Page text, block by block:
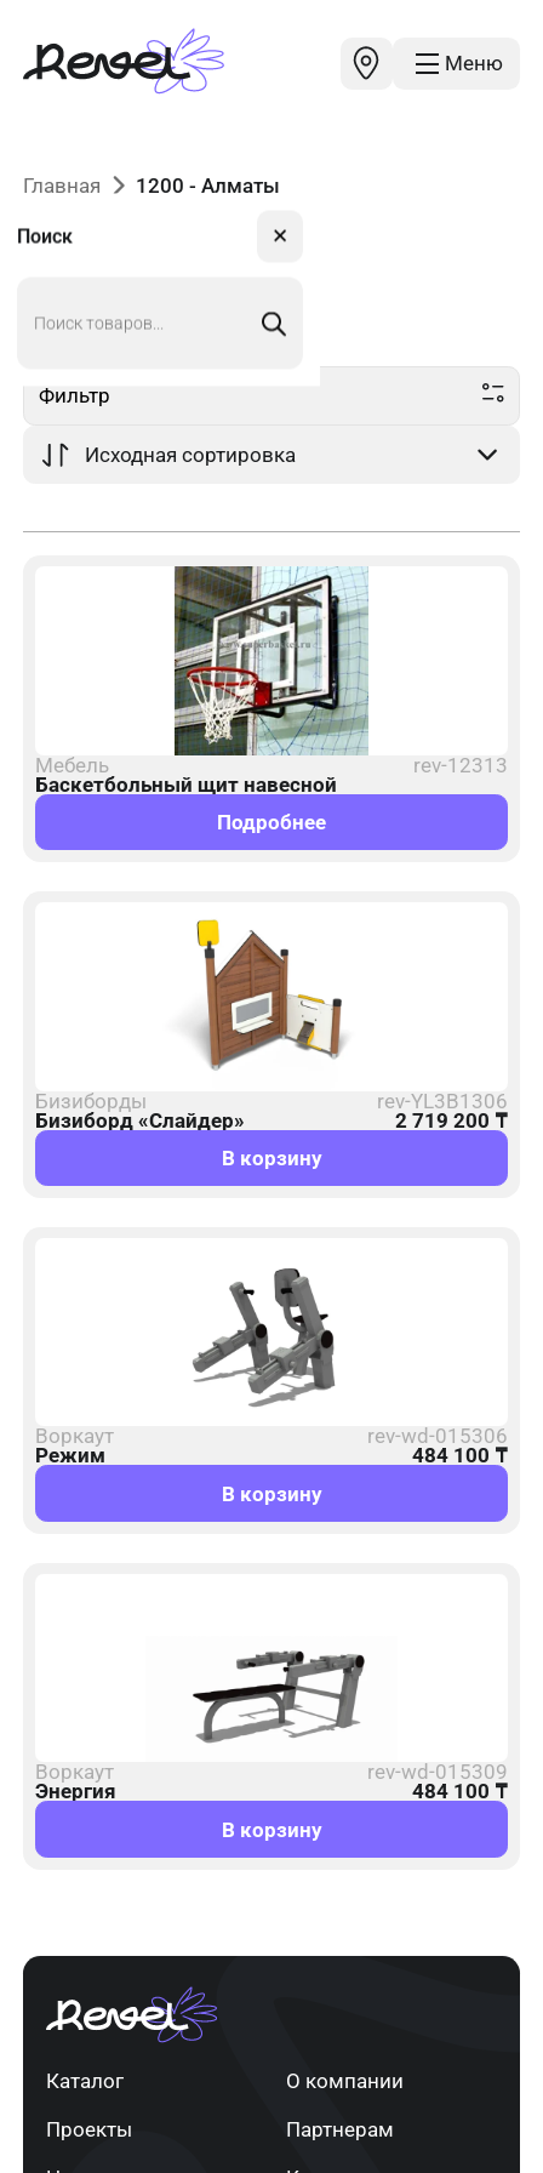
Меню
Поиск ✕
Главная 1200 - Алматы
1200в Алматы
Фильтр
Мебель
rev-12313
Баскетбольный щит навесной
Подробнее
Бизиборды
rev-YL3B1306
Бизиборд «Слайдер»
2 719 200 ₸
В корзину
Воркаут
rev-wd-015306
Режим
484 100 ₸
В корзину
Воркаут
rev-wd-015309
Энергия
484 100 ₸
В корзину
Каталог
О компании
Проекты
Партнерам